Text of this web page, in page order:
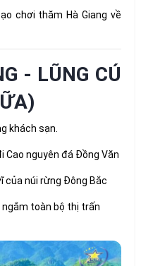
chơi thăm Hà Giang về
- LŨNG CÚ
khách sạn.
Cao nguyên đá Đồng Văn
của núi rừng Đông Bắc
ngắm toàn bộ thị trấn